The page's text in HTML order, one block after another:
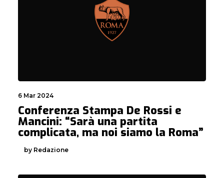
6 Mar 2024
Conferenza Stampa De Rossi e
Mancini: “Sarà una partita
complicata, ma noi siamo la Roma”
by Redazione